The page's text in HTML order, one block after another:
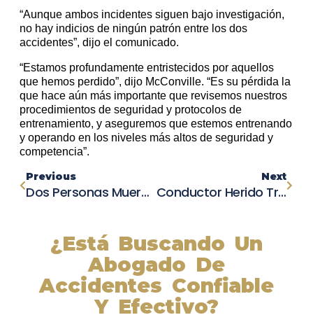
“Aunque ambos incidentes siguen bajo investigación,
no hay indicios de ningún patrón entre los dos
accidentes”, dijo el comunicado.
“Estamos profundamente entristecidos por aquellos
que hemos perdido”, dijo McConville. “Es su pérdida la
que hace aún más importante que revisemos nuestros
procedimientos de seguridad y protocolos de
entrenamiento, y aseguremos que estemos entrenando
y operando en los niveles más altos de seguridad y
competencia”.
Previous
Dos Personas Mueren En Un Choque En La Ruta Estatal 99
Next
Conductor Herido Tras Chocar Su Vehículo Contra Un Poste De Luz En Colinas Del Sol
¿Está Buscando Un
Abogado De
Accidentes Confiable
Y Efectivo?